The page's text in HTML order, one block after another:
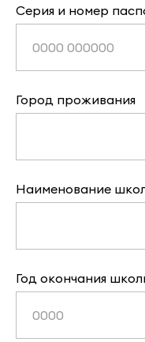
Серия и номер
Город проживания
Наименование
Год окончания